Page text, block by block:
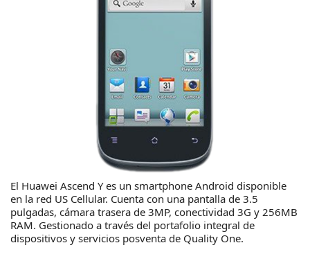
El Huawei Ascend Y es un smartphone Android disponible
en la red US Cellular. Cuenta con una pantalla de 3.5
pulgadas, cámara trasera de 3MP, conectividad 3G y 256MB
RAM. Gestionado a través del portafolio integral de
dispositivos y servicios posventa de Quality One.